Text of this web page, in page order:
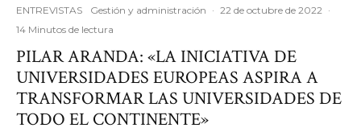
ENTREVISTAS Gestión y administración · 22 de octubre de 2022 ·
14 Minutos de lectura
PILAR ARANDA: «LA INICIATIVA DE
UNIVERSIDADES EUROPEAS ASPIRA A
TRANSFORMAR LAS UNIVERSIDADES DE
TODO EL CONTINENTE»